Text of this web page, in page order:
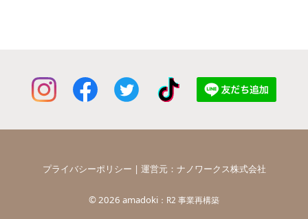
プライバシーポリシー | 運営元： ナノワークス株式会社
©2026 amadoki ：R2 事業再構築